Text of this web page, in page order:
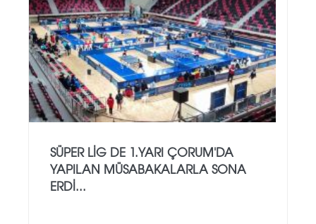
SÜPER LİG DE 1.YARI ÇORUM'DA
YAPILAN MÜSABAKALARLA SONA
ERDİ...